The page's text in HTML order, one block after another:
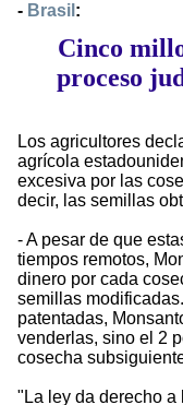
- Brasil :
Cinco
proceso
Los agricultores
agrícola
excesiva por las
decir, las semillas
- A pesar de que
tiempos remotos,
dinero por cada
semillas
patentadas,
venderlas, sino el 2
cosecha
"La ley da derecho a